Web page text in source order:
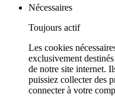
Nécessaires
Toujours actif
Les cookies
exclusivement
de notre site internet.
puissiez collecter des
connecter à votre